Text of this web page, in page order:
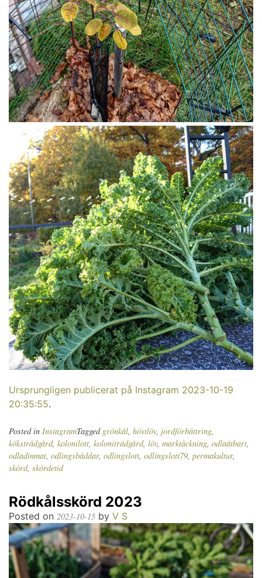
Ursprungligen publicerat på Instagram 2023-10-19
20:35:55.
Posted in InstagramTagged grönkål, höstlöv, jordförbättring,
köksträdgård, kolonilott, koloniträdgård, löv, marktäckning, odlaätbart,
odladinmat, odlingsbäddar, odlingslott, odlingslott79, permakultur,
skörd, skördetid
Rödkålsskörd 2023
Posted on 2023-10-15 by V S